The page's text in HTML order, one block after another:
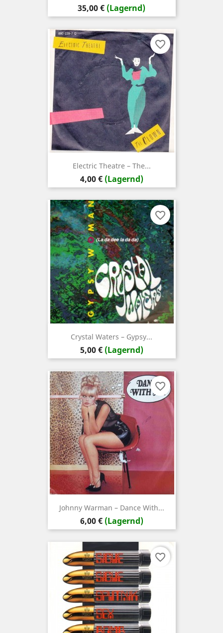
Preis
35,00 € (Lagernd)
Electric Theatre – The...
Preis
4,00 € (Lagernd)
favorite_border
Crystal Waters – Gypsy...
Preis
5,00 € (Lagernd)
favorite_border
Johnny Warman – Dance With...
Preis
6,00 € (Lagernd)
favorite_border
favorite_border